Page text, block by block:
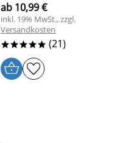
ab 10,99 €
inkl. 19% MwSt., zzgl.
Versandkosten
***** (21)